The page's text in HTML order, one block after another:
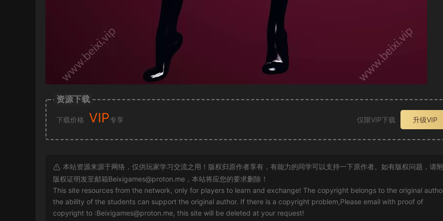
资源下载
下载价格 VIP专享 仅限VIP下载 升级VIP
本站资源来源于网络，仅供玩家学习交流之用！版权归原作者享有，有能力的同学可以支持一下原作者。如有版权问题，请
版权证明发至邮箱Beixigames@proton.me ，本站将应您的要求删除！
This site resources from the network, only for players to learn and exchange! The copyright belongs to the original
the ability of the students can support the original author. If there is a copyright problem,Please email with proof of
copyright to :Beixigames@proton.me, this site will be deleted at your request!